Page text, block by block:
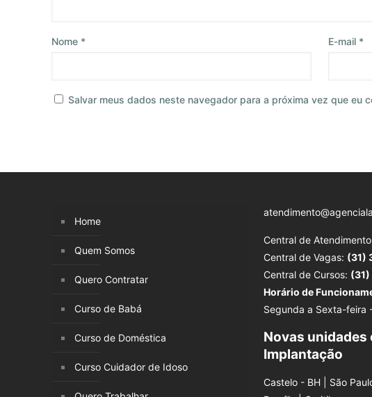
Nome * E-mail *
Salvar meus dados neste navegador para a próxima vez que eu
Home
Quem Somos
Quero Contratar
Curso de Babá
Curso de Doméstica
Curso Cuidador de Idoso
Central de
Central de Vagas: (31)
Central de Cursos:
Horário de
Segunda a Sexta-feira
Novas unidades
Implantação
Castelo - BH | São